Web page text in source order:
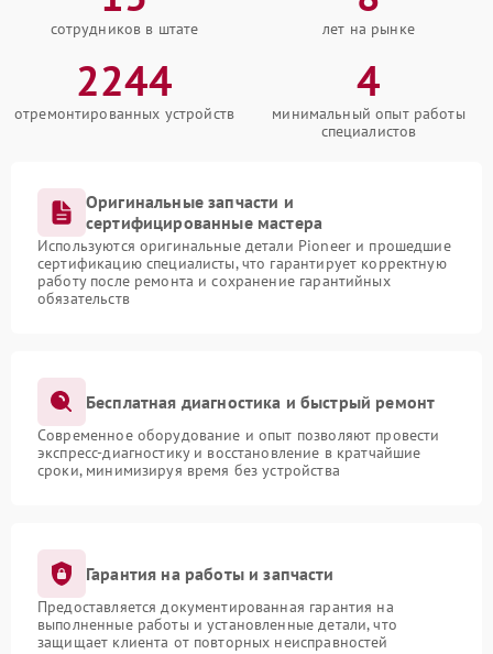
сотрудников в штате лет на рынке
2244
отремонтированных устройств
4
минимальный опыт работы
специалистов
Оригинальные запчасти и
сертифицированные мастера
Используются оригинальные детали Pioneer и прошедшие
сертификацию специалисты, что гарантирует корректную
работу после ремонта и сохранение гарантийных
обязательств
Бесплатная диагностика и быстрый ремонт
Современное оборудование и опыт позволяют провести
экспресс-диагностику и восстановление в кратчайшие
сроки, минимизируя время без устройства
Гарантия на работы и запчасти
Предоставляется документированная гарантия на
выполненные работы и установленные детали, что
защищает клиента от повторных неисправностей